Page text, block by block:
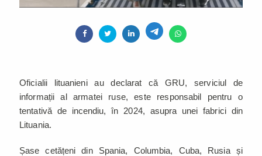
Oficialii lituanieni au declarat că GRU, serviciul de
informații al armatei ruse, este responsabil pentru o
tentativă de incendiu, în 2024, asupra unei fabrici din
Lituania.
Șase cetățeni din Spania, Columbia, Cuba, Rusia și